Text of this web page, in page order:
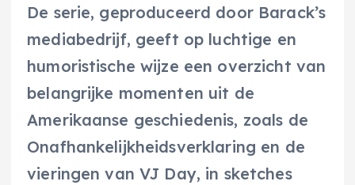
De serie, geproduceerd door Barack’s
mediabedrijf, geeft op luchtige en
humoristische wijze een overzicht van
belangrijke momenten uit de
Amerikaanse geschiedenis, zoals de
Onafhankelijkheidsverklaring en de
vieringen van VJ Day, in sketches